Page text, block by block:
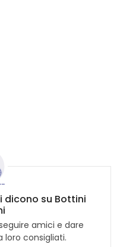
dicono su Bottini
amici e dare
loro consigliati.